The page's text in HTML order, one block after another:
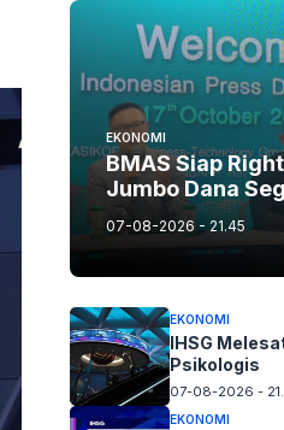
EKONOMI
BMAS Siap
Jumbo Dana
07-08-2026 - 21.45
EKONOMI
IHSG
Psikologis
07-08-2026 -
EKONOMI